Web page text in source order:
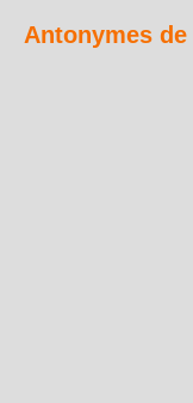
Antonymes de